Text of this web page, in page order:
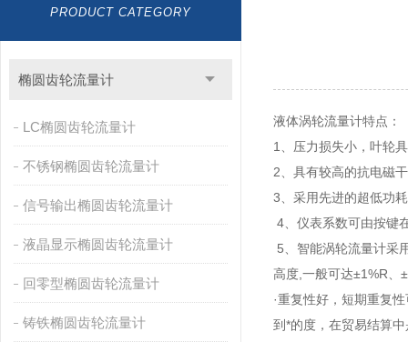
PRODUCT CATEGORY
椭圆齿轮流量计
LC椭圆齿轮流量计
不锈钢椭圆齿轮流量计
信号输出椭圆齿轮流量计
液晶显示椭圆齿轮流量计
回零型椭圆齿轮流量计
铸铁椭圆齿轮流量计
液体涡轮流量计特点：
1、压力损失小，叶轮
2、具有较高的抗电磁
3、采用先进的超低功
4、仪表系数可由按键
5、智能涡轮流量计采
高度,一般可达±1%R、
·重复性好，短期重复
到*的度，在贸易结算